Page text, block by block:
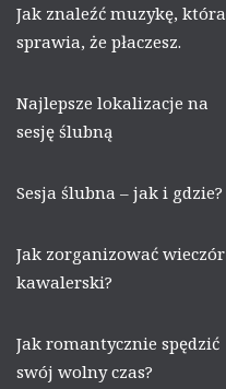
Jak znaleźć muzykę, która
sprawia, że płaczesz.
Najlepsze lokalizacje na
sesję ślubną
Sesja ślubna – jak i gdzie?
Jak zorganizować wieczór
kawalerski?
Jak romantycznie spędzić
swój wolny czas?